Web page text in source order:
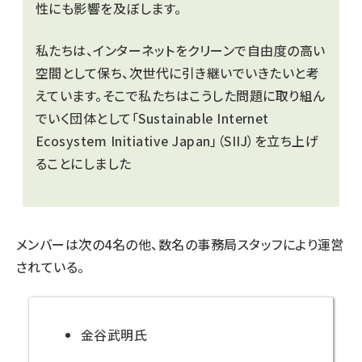
性にも影響を及ぼします。
私たちは、インターネットをクリーンで自由度の高い
空間として保ち、次世代に引き継いでいきたいと考
えています。そこで私たちはこうした問題に取り組ん
でいく団体として「Sustainable Internet
Ecosystem Initiative Japan」（SIIJ）を立ち上げ
ることにしました
メンバーは次の4名の他、数名の事務局スタッフにより運営
されている。
金谷武明氏